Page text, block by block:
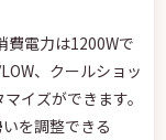
費電力は1200Wで
、クールショッ
イズができます。
を調整できる